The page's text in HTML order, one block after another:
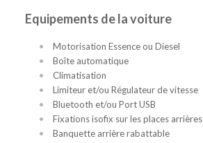
Equipements de la voiture
Motorisation Essence ou Diesel
Boîte automatique
Climatisation
Limiteur et/ou Régulateur de vitesse
Bluetooth et/ou Port USB
Fixations isofix sur les places arrières
Banquette arrière rabattable